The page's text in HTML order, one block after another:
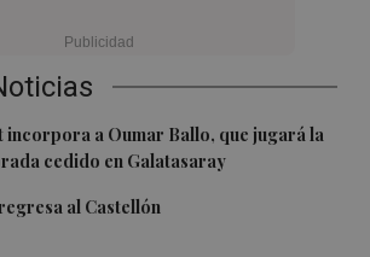
incorpora a Oumar Ballo, que jugará la
cedido en Galatasaray
al Castellón